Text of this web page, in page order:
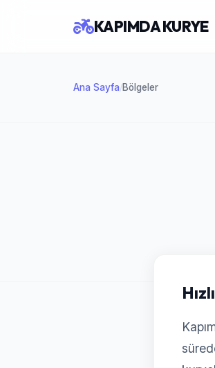
Ana Sayfa/Bölgeler
KAPIMDA KURYE